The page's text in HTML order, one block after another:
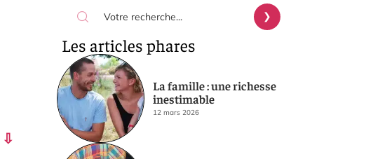
Les articles phares
La famille : une richesse
inestimable
12 mars 2026